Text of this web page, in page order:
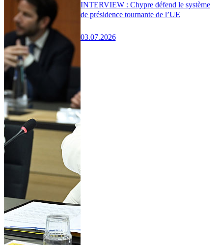
INTERVIEW : Chypre défend le système
de présidence tournante de l’UE
03.07.2026